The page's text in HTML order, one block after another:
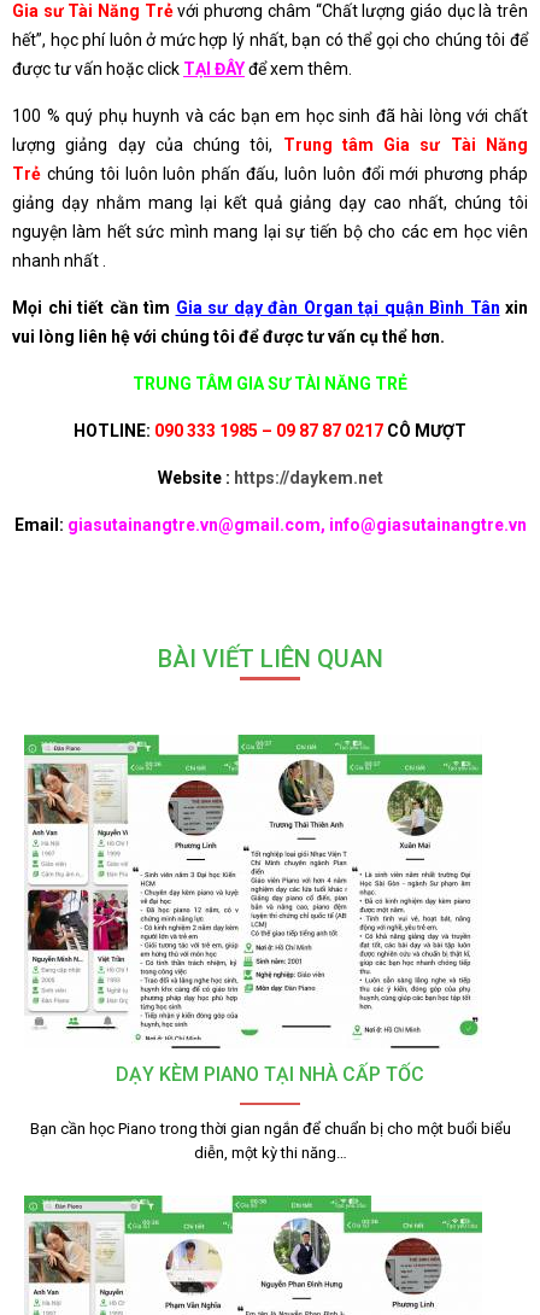
Gia sư Tài Năng Trẻvới phương châm “Chất lượng giáo dục là trên
hết”, học phí luôn ở mức hợp lý nhất, bạn có thể gọi cho chúng tôi để
được tư vấn hoặc click TẠI ĐÂYđể xem thêm.
100 % quý phụ huynh và các bạn em học sinh đã hài lòng với chất
lượng giảng dạy của chúng tôi, Trung tâm Gia sư Tài Năng
Trẻ chúng tôi luôn luôn phấn đấu, luôn luôn đổi mới phương pháp
giảng dạy nhằm mang lại kết quả giảng dạy cao nhất, chúng tôi
nguyện làm hết sức mình mang lại sự tiến bộ cho các em học viên
nhanh nhất .
Mọi chi tiết cần tìm Gia sư dạy đàn Organ tại quận Bình Tân xin
vui lòng liên hệ với chúng tôi để được tư vấn cụ thể hơn.
TRUNG TÂM GIA SƯ TÀI NĂNG TRẺ
HOTLINE: 090 333 1985 – 09 87 87 0217 CÔ MƯỢT
Website : https://daykem.net
Email: giasutainangtre.vn@gmail.com, info@giasutainangtre.vn
BÀI VIẾT LIÊN QUAN
DẠY KÈM PIANO TẠI NHÀ CẤP TỐC
Bạn cần học Piano trong thời gian ngắn để chuẩn bị cho một buổi biểu
diễn, một kỳ thi năng…